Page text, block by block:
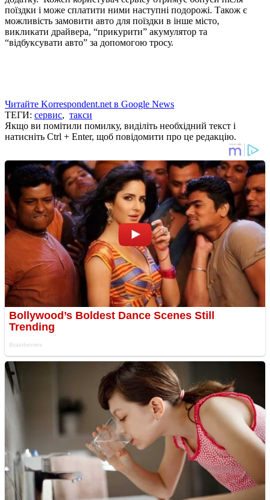
поїздки і може сплатити ними наступні подорожі. Також є
можливість замовити авто для поїздки в інше місто,
викликати драйвера, “прикурити” акумулятор та
“відбуксувати авто” за допомогою тросу.
Читайте Korrespondent.net в Google News
ТЕГИ: сервис, такси
Якщо ви помітили помилку, виділіть необхідний текст і
натисніть Ctrl + Enter, щоб повідомити про це редакцію.